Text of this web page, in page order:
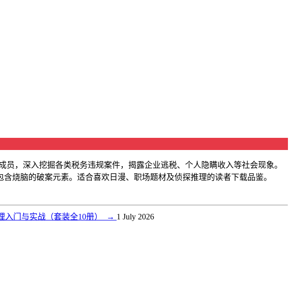
，深入挖掘各类税务违规案件，揭露企业逃税、个人隐瞒收入等社会现象。
烧脑的破案元素。适合喜欢日漫、职场题材及侦探推理的读者下载品鉴。
入门与实战（套装全10册） → 1 July 2026